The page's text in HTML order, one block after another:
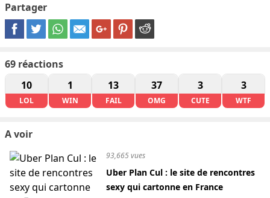
Partager
69 réactions
10
LOL
1
WIN
13
FAIL
37
OMG
3
CUTE
3
WTF
A voir
93,665 vues
Uber Plan Cul : le site de rencontres
sexy qui cartonne en France